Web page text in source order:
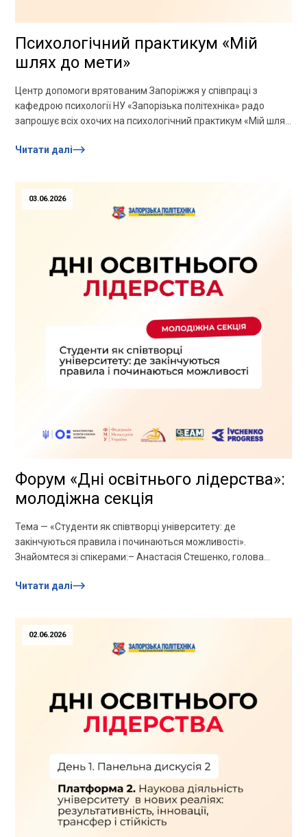
Психологічний практикум «Мій
шлях до мети»
Центр допомоги врятованим Запоріжжя у співпраці з
кафедрою психології НУ «Запорізька політехніка» радо
запрошує всіх охочих на психологічний практикум «Мій шлях
Читати далі
03.06.2026
Форум «Дні освітнього лідерства»:
молодіжна секція
Тема — «Студенти як співтворці університету: де
закінчуються правила і починаються можливості».
Знайомтеся зі спікерами:– Анастасія Стешенко, голова
заступниця голови...
Читати далі
02.06.2026